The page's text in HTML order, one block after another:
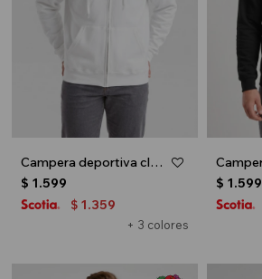
Campera deportiva clásica con capucha - UNISEX - Blanco
+ 3 colores
$ 1.599
$ 1.359
$ 1.599